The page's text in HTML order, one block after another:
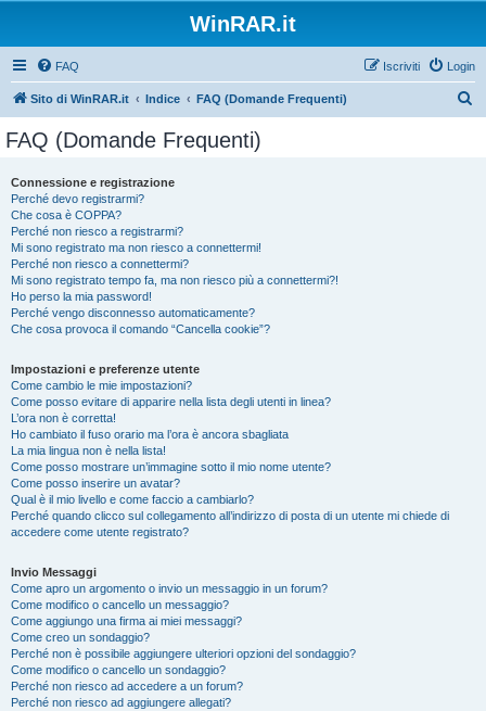
WinRAR.it
FAQ Login
Iscriviti
Sito di WinRAR.it Indice FAQ (Domande Frequenti)
FAQ (Domande Frequenti)
Connessione e registrazione
Perché devo registrarmi?
Che cosa è COPPA?
Perché non riesco a registrarmi?
Mi sono registrato ma non riesco a connettermi!
Perché non riesco a connettermi?
Mi sono registrato tempo fa, ma non riesco più a connettermi?!
Ho perso la mia password!
Perché vengo disconnesso automaticamente?
Che cosa provoca il comando “Cancella cookie”?
Impostazioni e preferenze utente
Come cambio le mie impostazioni?
Come posso evitare di apparire nella lista degli utenti in linea?
L’ora non è corretta!
Ho cambiato il fuso orario ma l’ora è ancora sbagliata
La mia lingua non è nella lista!
Come posso mostrare un’immagine sotto il mio nome utente?
Come posso inserire un avatar?
Qual è il mio livello e come faccio a cambiarlo?
Perché quando clicco sul collegamento all’indirizzo di posta di un utente mi chiede di
accedere come utente registrato?
Invio Messaggi
Come apro un argomento o invio un messaggio in un forum?
Come modifico o cancello un messaggio?
Come aggiungo una firma ai miei messaggi?
Come creo un sondaggio?
Perché non è possibile aggiungere ulteriori opzioni del sondaggio?
Come modifico o cancello un sondaggio?
Perché non riesco ad accedere a un forum?
Perché non riesco ad aggiungere allegati?